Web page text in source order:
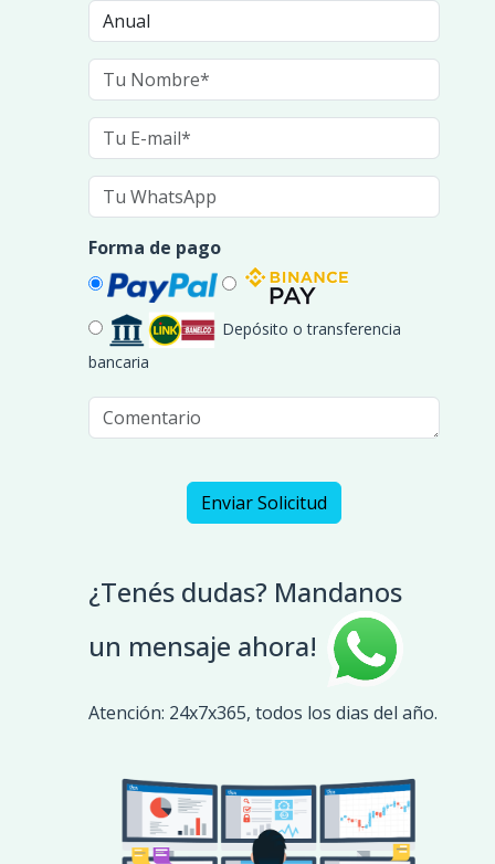
Forma de pago
Depósito o transferencia
bancaria
Enviar Solicitud
¿Tenés dudas? Mandanos
un mensaje ahora!
Atención: 24x7x365, todos los dias del año.